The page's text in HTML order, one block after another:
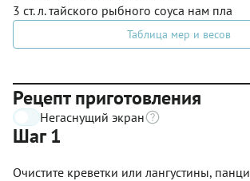
3 ст. л. тайского рыбного соуса нам пла
Таблица мер и весов
Рецепт приготовления
Негаснущий экран
Шаг 1
Очистите креветки или лангустины,